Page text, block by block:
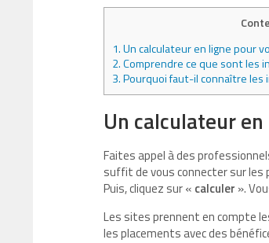
1.Un calculateur en ligne pour
2.Comprendre ce que sont les
3.Pourquoi faut-il connaître les
Un calculateur
Faites appel à des
suffit de vous connecter sur
Puis, cliquez sur « calculer ».
Les sites prennent en compte
les placements avec des